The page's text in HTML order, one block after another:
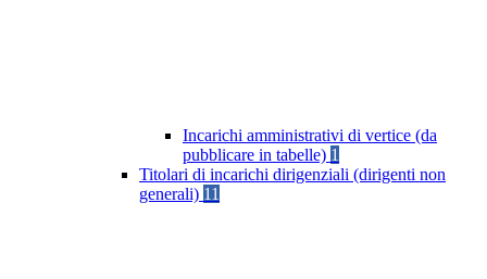
Incarichi amministrativi di vertice (da
pubblicare in tabelle) 1
Titolari di incarichi dirigenziali (dirigenti non
generali) 11